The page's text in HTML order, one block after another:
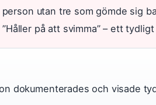
utan tre som gömde sig
på att svimma” – ett
dokumenterades och visade